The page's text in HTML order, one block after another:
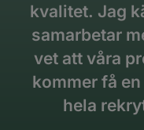
kvalitet. Jag
samarbetar
vet att våra
kommer få
hela